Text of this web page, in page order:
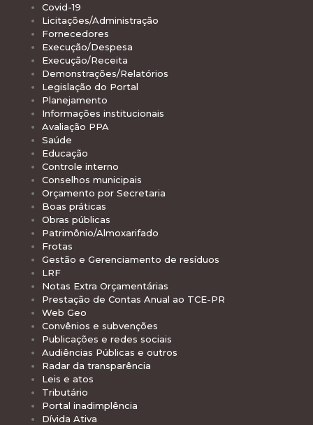
Covid-19
Licitações/Administração
Fornecedores
Execução/Despesa
Execução/Receita
Demonstrações/Relatórios
Legislação do Portal
Planejamento
Informações institucionais
Avaliação PPA
Saúde
Educação
Controle interno
Conselhos municipais
Orçamento por Secretaria
Boas práticas
Obras públicas
Patrimônio/Almoxarifado
Frotas
Gestão e Gerenciamento de resíduos
LRF
Notas Extra Orçamentárias
Prestação de Contas Anual ao TCE-PR
Web Geo
Convênios e subvenções
Publicações e redes sociais
Audiências Públicas e outros
Radar da transparência
Leis e atos
Tributário
Portal inadimplência
Dívida Ativa